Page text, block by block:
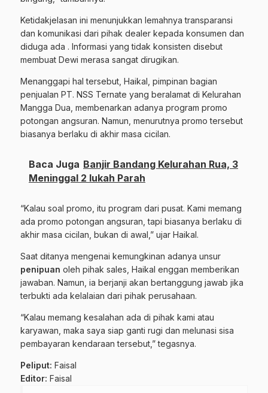
Ketidakjelasan ini menunjukkan lemahnyatransparansi
dan komunikasi dari pihak dealer kepada konsumen dan
diduga ada . Informasi yangtidak konsisten disebut
membuat Dewi merasa sangat dirugikan.
Menanggapi haltersebut, Haikal, pimpinan bagian
penjualan PT. NSS Ternate yang beralamat di Kelurahan
Mangga Dua, membenarkan adanya program promo
potongan angsuran. Namun, menurutnya promotersebut
biasanya berlaku di akhir masa cicilan.
Baca Juga Banjir Bandang Kelurahan Rua, 3
Meninggal 2 lukah Parah
“Kalau soal promo, itu program dari pusat. Kami memang
ada promo potongan angsuran,tapi biasanya berlaku di
akhir masa cicilan, bukan di awal,” ujar Haikal.
Saat ditanya mengenai kemungkinan adanya unsur
penipuan oleh pihak sales, Haikal enggan memberikan
jawaban. Namun, ia berjanji akan bertanggung jawab jika
terbukti ada kelalaian dari pihak perusahaan.
“Kalau memang kesalahan ada di pihak kami atau
karyawan, maka saya siap ganti rugi dan melunasi sisa
pembayaran kendaraantersebut,”tegasnya.
Peliput: Faisal
Editor: Faisal